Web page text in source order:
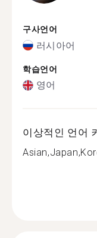
구사언어
러시아어
학습언어
영어
이상적인 언어